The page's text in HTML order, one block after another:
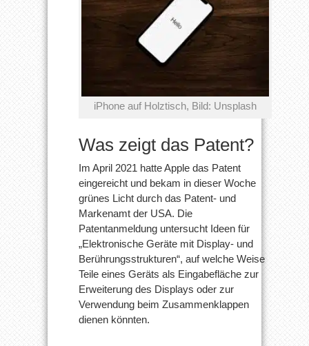
iPhone auf Holztisch, Bild: Unsplash
Was zeigt das Patent?
Im April 2021 hatte Apple das Patent
eingereicht und bekam in dieser Woche
grünes Licht durch das Patent- und
Markenamt der USA. Die
Patentanmeldung untersucht Ideen für
„Elektronische Geräte mit Display- und
Berührungsstrukturen“, auf welche Weise
Teile eines Geräts als Eingabefläche zur
Erweiterung des Displays oder zur
Verwendung beim Zusammenklappen
dienen könnten.